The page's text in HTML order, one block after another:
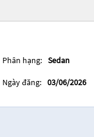
Phân hạng: Sedan
Ngày đăng: 03/06/2026